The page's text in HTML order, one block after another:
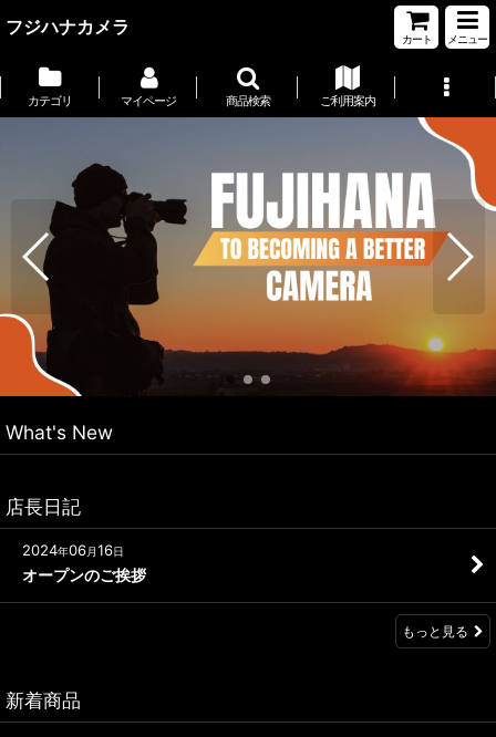
フジハナカメラ
カート メニュー
カテゴリ マイページ 商品検索 ご利用案内
What's New
店長日記
2024年06月16日
オープンのご挨拶
もっと見る
新着商品